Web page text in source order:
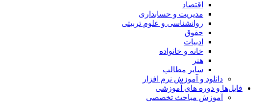
اقتصاد
مدیریت و حسابداری
روانشناسی و علوم تربیتی
حقوق
ادبیات
خانه و خانواده
هنر
سایر مطالب
دانلود و آموزش نرم افزار
فایل‌ها و دوره های آموزشی
آموزش مباحث تخصصی